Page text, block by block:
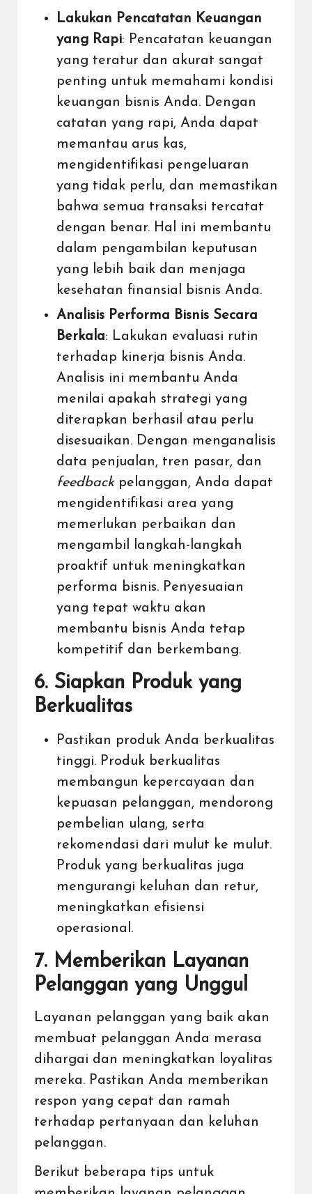
Lakukan Pencatatan Keuangan
yang Rapi: Pencatatan keuangan
yang teratur dan akurat sangat
penting untuk memahami kondisi
keuangan bisnis Anda. Dengan
catatan yang rapi, Anda dapat
memantau arus kas,
mengidentifikasi pengeluaran
yang tidak perlu, dan memastikan
bahwa semua transaksi tercatat
dengan benar. Hal ini membantu
dalam pengambilan keputusan
yang lebih baik dan menjaga
kesehatan finansial bisnis Anda.
Analisis Performa Bisnis Secara
Berkala: Lakukan evaluasi rutin
terhadap kinerja bisnis Anda.
Analisis ini membantu Anda
menilai apakah strategi yang
diterapkan berhasil atau perlu
disesuaikan. Dengan menganalisis
data penjualan, tren pasar, dan
feedbackpelanggan, Anda dapat
mengidentifikasi area yang
memerlukan perbaikan dan
mengambil langkah-langkah
proaktif untuk meningkatkan
performa bisnis. Penyesuaian
yang tepat waktu akan
membantu bisnis Anda tetap
kompetitif dan berkembang.
6. Siapkan Produk yang
Berkualitas
Pastikan produk Anda berkualitas
tinggi. Produk berkualitas
membangun kepercayaan dan
kepuasan pelanggan, mendorong
pembelian ulang, serta
rekomendasi dari mulut ke mulut.
Produk yang berkualitas juga
mengurangi keluhan dan retur,
meningkatkan efisiensi
operasional.
7. Memberikan Layanan
Pelanggan yang Unggul
Layanan pelanggan yang baik akan
membuat pelanggan Anda merasa
dihargai dan meningkatkan loyalitas
mereka. Pastikan Anda memberikan
respon yang cepat dan ramah
terhadap pertanyaan dan keluhan
pelanggan.
Berikut beberapa tips untuk